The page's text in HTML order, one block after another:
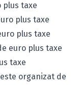
plus taxe
plus taxe
plus taxe
euro plus taxe
taxe
este organizat de